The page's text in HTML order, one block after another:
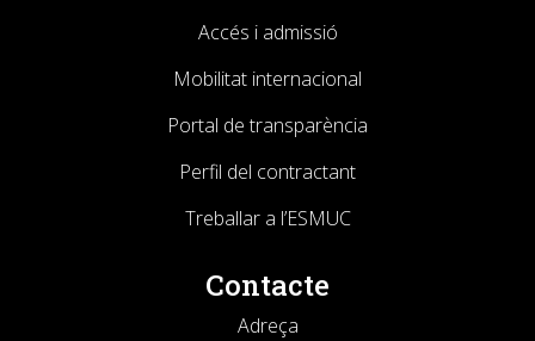
Accés i admissió
Mobilitat internacional
Portal de transparència
Perfil del contractant
Treballar a l’ESMUC
Contacte
Adreça